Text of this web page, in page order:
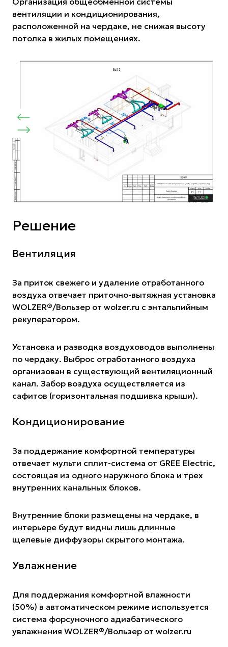
вентиляции и кондиционирования,
расположенной на чердаке, не снижая высоту
потолка в жилых помещениях.
Решение
Вентиляция
За приток свежего и удаление отработанного
воздуха отвечает приточно-вытяжная установка
WOLZER®️/Вользер от wolzer.ru с энтальпийным
рекуператором.
Установка и разводка воздуховодов выполнены
по чердаку. Выброс отработанного воздуха
организован в существующий вентиляционный
канал. Забор воздуха осуществляется из
сафитов (горизонтальная подшивка крыши).
Кондиционирование
За поддержание комфортной температуры
отвечает мульти сплит-система от GREE Electric,
состоящая из одного наружного блока и трех
внутренних канальных блоков.
Внутренние блоки размещены на чердаке, в
интерьере будут видны лишь длинные
щелевые диффузоры скрытого монтажа.
Увлажнение
Для поддержания комфортной влажности
(50%) в автоматическом режиме используется
система форсуночного адиабатического
увлажнения WOLZER®️/Вользер от wolzer.ru